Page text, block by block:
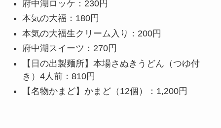
府中湖ロッケ：230円
本気の大福：180円
本気の大福生クリーム入り：200円
府中湖スイーツ：270円
【日の出製麺所】本場さぬきうどん（つゆ付
き）4人前：810円
【名物かまど】かまど（12個）：1,200円